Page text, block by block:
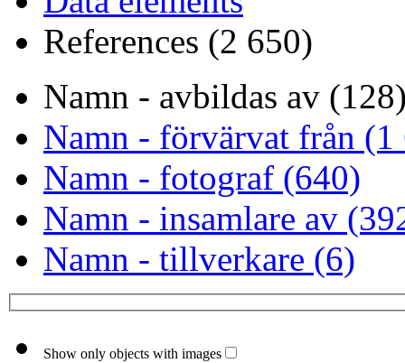
References (2 650)
Namn - avbildas av
Namn - förvärvat från (1
Namn - fotograf (640)
Namn - insamlare av
Namn - tillverkare (6)
Show only objects with images